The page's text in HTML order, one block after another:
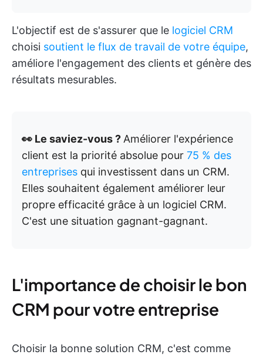
L'objectif est de s'assurer que le logiciel CRM
choisi soutient le flux de travail de votre équipe,
améliore l'engagement des clients et génère des
résultats mesurables.
👀 Le saviez-vous ? Améliorer l'expérience
client est la priorité absolue pour 75 % des
entreprises qui investissent dans un CRM.
Elles souhaitent également améliorer leur
propre efficacité grâce à un logiciel CRM.
C'est une situation gagnant-gagnant.
L'importance de choisir le bon
CRM pour votre entreprise
Choisir la bonne solution CRM, c'est comme